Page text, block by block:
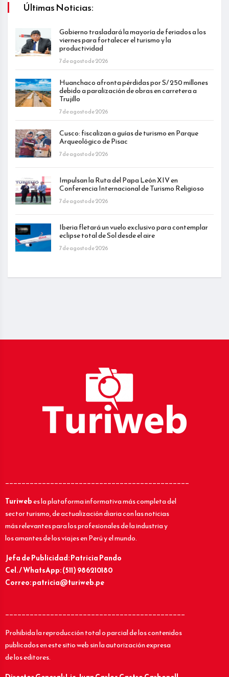
Últimas Noticias:
Gobierno trasladará la mayoría de feriados a los
viernes para fortalecer el turismo y la
productividad
7 de agosto de 2026
Huanchaco afronta pérdidas por S/ 250 millones
debido a paralización de obras en carretera a
Trujillo
7 de agosto de 2026
Cusco: fiscalizan a guías de turismo en Parque
Arqueológico de Pisac
7 de agosto de 2026
Impulsan la Ruta del Papa León XIV en
Conferencia Internacional de Turismo Religioso
7 de agosto de 2026
Iberia fletará un vuelo exclusivo para contemplar
eclipse total de Sol desde el aire
7 de agosto de 2026
_____________________________________________
Turiwebes la plataforma informativa más completa del
sector turismo, de actualización diaria con las noticias
más relevantes para los profesionales de la industria y
los amantes de los viajes en Perú y el mundo.
Jefa de Publicidad: Patricia Pando
Cel. / WhatsApp: (511) 986210180
Correo: patricia@turiweb.pe
____________________________________________
Prohibida la reproducción total o parcial de los contenidos
publicados en este sitio web sin la autorización expresa
de los editores.